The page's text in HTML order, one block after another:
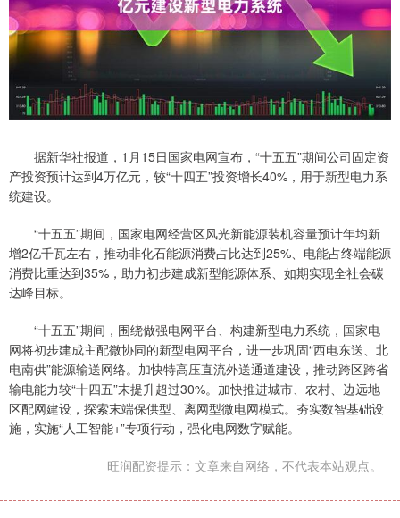
据新华社报道，1月15日国家电网宣布，“十五五”期间公司固定资
产投资预计达到4万亿元，较“十四五”投资增长40%，用于新型电力系
统建设。
“十五五”期间，国家电网经营区风光新能源装机容量预计年均新
增2亿千瓦左右，推动非化石能源消费占比达到25%、电能占终端能源
消费比重达到35%，助力初步建成新型能源体系、如期实现全社会碳
达峰目标。
“十五五”期间，围绕做强电网平台、构建新型电力系统，国家电
网将初步建成主配微协同的新型电网平台，进一步巩固“西电东送、北
电南供”能源输送网络。加快特高压直流外送通道建设，推动跨区跨省
输电能力较“十四五”末提升超过30%。加快推进城市、农村、边远地
区配网建设，探索末端保供型、离网型微电网模式。夯实数智基础设
施，实施“人工智能+”专项行动，强化电网数字赋能。
旺润配资提示：文章来自网络，不代表本站观点。